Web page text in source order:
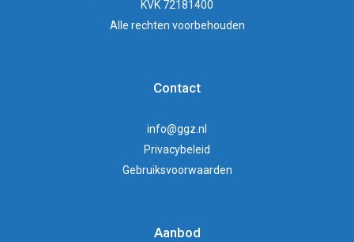
KVK 72181400
Alle rechten voorbehouden
Contact
info@ggz.nl
Privacybeleid
Gebruiksvoorwaarden
Aanbod